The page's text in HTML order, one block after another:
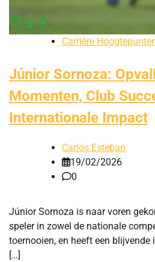
Carrière
Júnior Sornoza:
Momenten, Club
Internationale Impact
Carlos Esteban
19/02/2026
0
Júnior Sornoza is naar voren
speler in zowel de nationale
toernooien, en heeft een
[…]